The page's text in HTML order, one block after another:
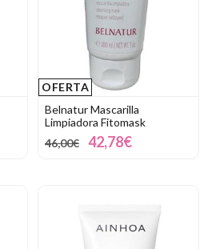
OFERTA
Belnatur Mascarilla
Limpiadora Fitomask
46,00€
42,78€